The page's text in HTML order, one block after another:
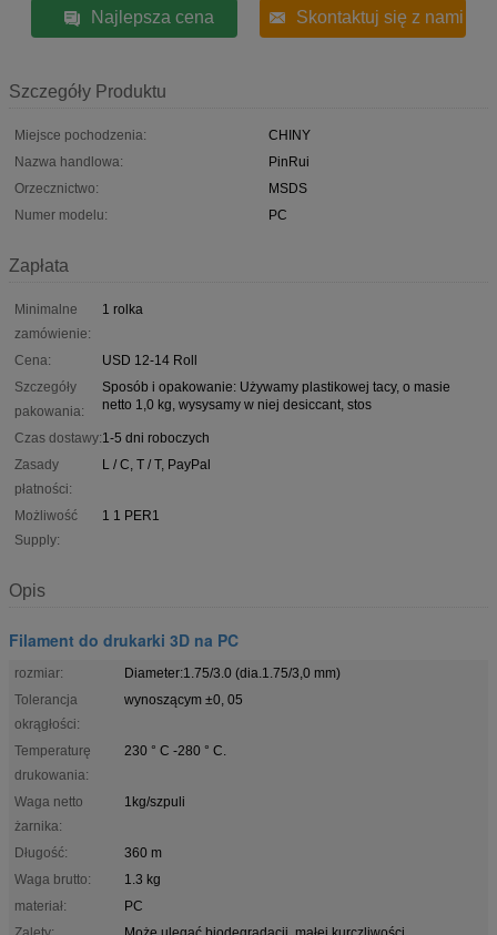
Najlepsza cena Skontaktuj się z nami
Szczegóły Produktu
Miejsce pochodzenia:
CHINY
Nazwa handlowa:
PinRui
Orzecznictwo:
MSDS
Numer modelu:
PC
Zapłata
Minimalne
zamówienie:
1 rolka
Cena:
USD 12-14 Roll
Szczegóły
pakowania:
Sposób i opakowanie: Używamy plastikowej tacy, o masie
netto 1,0 kg, wysysamy w niej desiccant, stos
Czas dostawy:1-5 dni roboczych
Zasady
płatności:
L / C, T / T, PayPal
Możliwość
Supply:
1 1 PER1
Opis
Filament do drukarki 3D na PC
rozmiar:
Diameter:1.75/3.0 (dia.1.75/3,0 mm)
Tolerancja
okrągłości:
wynoszącym ±0, 05
Temperaturę
drukowania:
230 ° C -280 ° C.
Waga netto
żarnika:
1kg/szpuli
Długość:
360 m
Waga brutto:
1.3 kg
materiał:
PC